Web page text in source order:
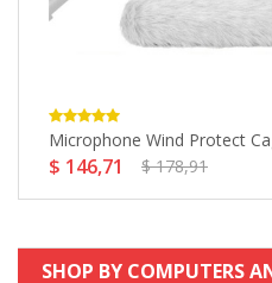
Microphone Wind Protect
$ 146,71 $ 178,91
SHOP BY COMPUTERS